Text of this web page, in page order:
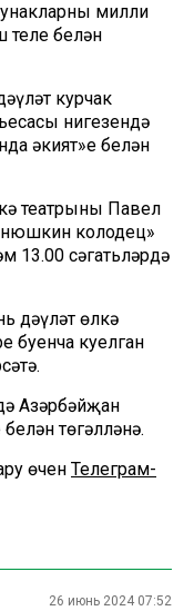
милли
теле белән
курчак
нигезендә
әкият»е белән
театрының Павел
колодец»
13.00 сәгатьләрдә
дәүләт өлкә
буенча куелган
Азәрбәйҗан
төгәлләнә.
өчен Телеграм-
26 июнь 2024 07:52